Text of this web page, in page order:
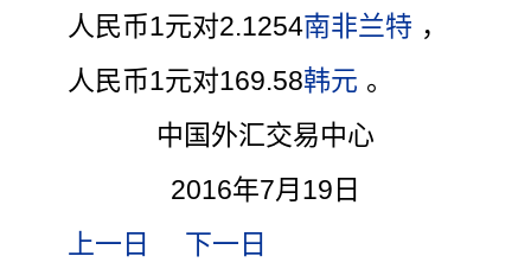
人民币1元对2.1254南非兰特 ，
人民币1元对169.58韩元 。
中国外汇交易中心
2016年7月19日
上一日
下一日